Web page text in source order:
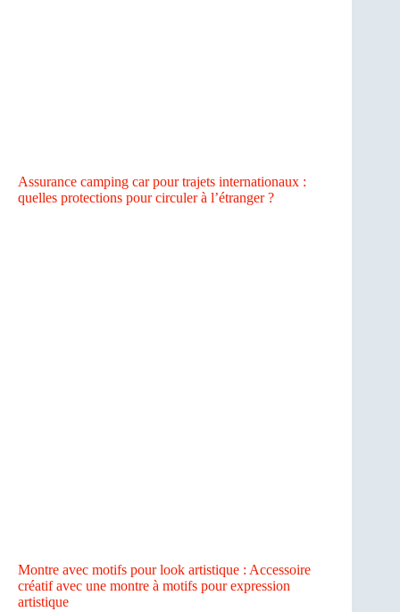
Assurance camping car pour trajets internationaux :
quelles protections pour circuler à l’étranger ?
Montre avec motifs pour look artistique : Accessoire
créatif avec une montre à motifs pour expression
artistique